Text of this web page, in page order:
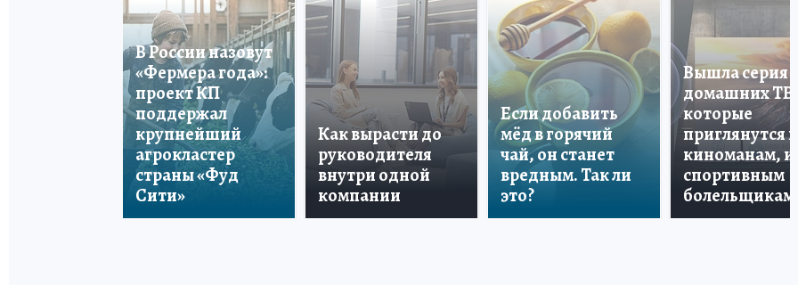
В России назовут
«Фермера года»:
проект КП
поддержал
крупнейший
агрокластер
страны «Фуд
Сити»
Как вырасти до
руководителя
внутри одной
компании
Если добавить
мёд в горячий
чай, он станет
вредным. Так ли
это?
Вышла серия
домашних ТВ,
которые
приглянутся и
киноманам, и
спортивным
болельщикам